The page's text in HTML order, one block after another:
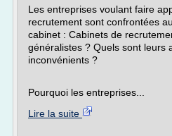
Les entreprises voulant faire
recrutement sont confrontées
cabinet : Cabinets de
généralistes ? Quels sont leurs
inconvénients ?
Pourquoi les entreprises...
Lire la suite